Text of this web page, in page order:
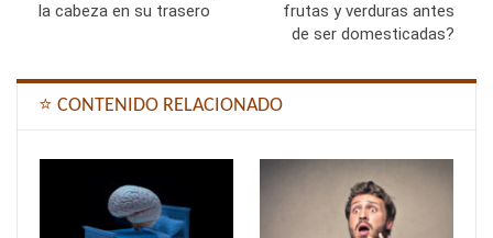
la cabeza en su trasero
frutas y verduras antes
de ser domesticadas?
⭐ CONTENIDO RELACIONADO